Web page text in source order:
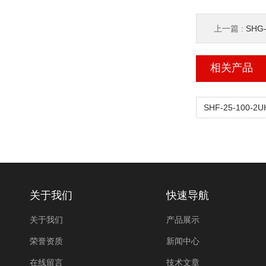
上一篇 :
相关产品
关于我们
关于我们
荣誉资质
在线留言
快速导航
产品展示
新闻中心
技术文章